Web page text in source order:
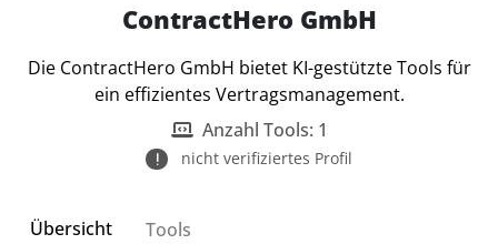
ContractHero GmbH
Die ContractHero GmbH bietet KI-gestützte Tools für
ein effizientes Vertragsmanagement.
Anzahl Tools: 1
nicht verifiziertes Profil
Übersicht Tools